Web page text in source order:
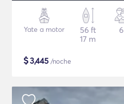
Yate a motor
56 ft
17 m
6
$3,445 /noche